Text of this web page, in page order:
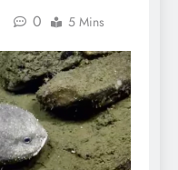
0 5 Mins